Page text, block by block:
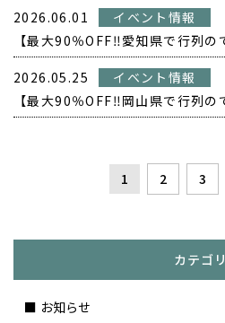
2026.06.01
イベント情報
2026.05.25
イベント情報
1 2 3
カテゴリ
お知らせ